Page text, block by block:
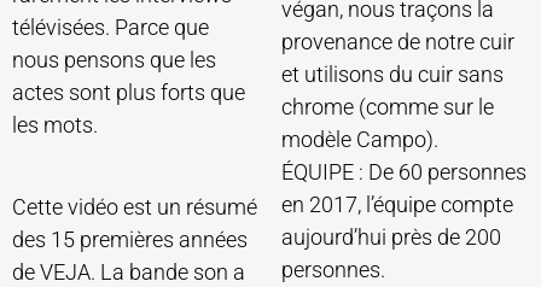
télévisées. Parce que
nous pensons que les
actes sont plus forts que
les mots.
Cette vidéo est un résumé
des 15 premières années
de VEJA. La bande son a
végan, nous traçons la
provenance de notre cuir
et utilisons du cuir sans
chrome (comme sur le
modèle Campo).
ÉQUIPE : De 60 personnes
en 2017, l’équipe compte
aujourd’hui près de 200
personnes.